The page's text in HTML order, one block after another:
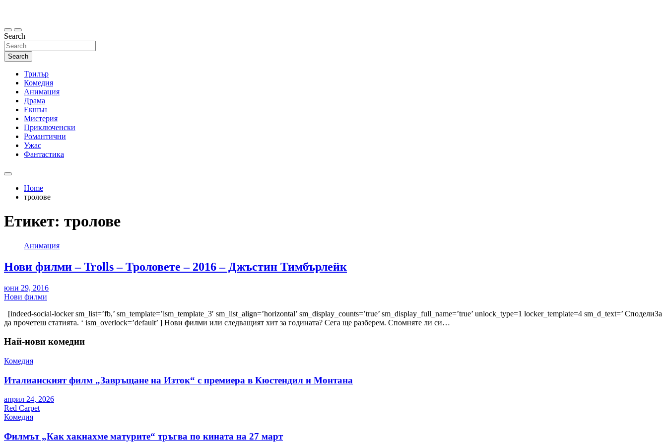
Search
Search
Трилър
Комедия
Анимация
Драма
Екшън
Мистерия
Приключенски
Романтични
Ужас
Фантастика
Home
тролове
Етикет: тролове
Анимация
Нови филми – Trolls – Троловете – 2016 – Джъстин Тимбърлейк
юни 29, 2016
Нови филми
[indeed-social-locker sm_list=’fb,’ sm_template=’ism_template_3′ sm_list_align=’horizontal’ sm_display_counts=’true’ sm_display_full_name=’true’ unlock_type=1 locker_template=4 sm_d_text=’ СподелиЗа
да прочетеш статията. ‘ ism_overlock=’default’ ] Нови филми или следващият хит за годината? Сега ще разберем. Спомняте ли си…
Най-нови комедии
Комедия
Италианският филм „Завръщане на Изток“ с премиера в Кюстендил и Монтана
април 24, 2026
Red Carpet
Комедия
Филмът „Как хакнахме матурите“ тръгва по кината на 27 март